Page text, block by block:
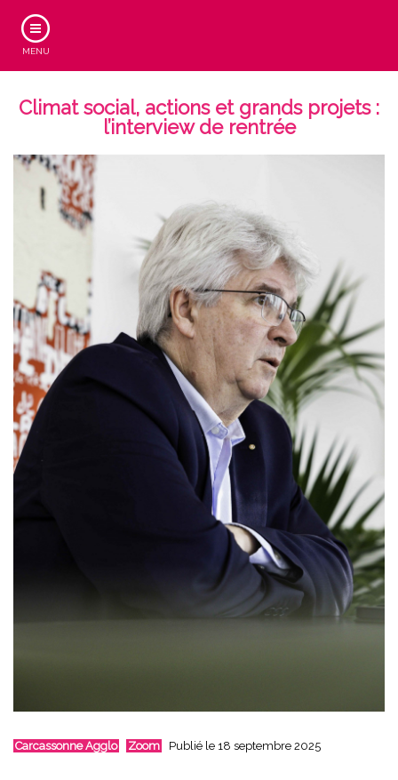
MENU
Climat social, actions et grands projets :
l’interview de rentrée
Carcassonne Agglo Zoom Publié le 18 septembre 2025